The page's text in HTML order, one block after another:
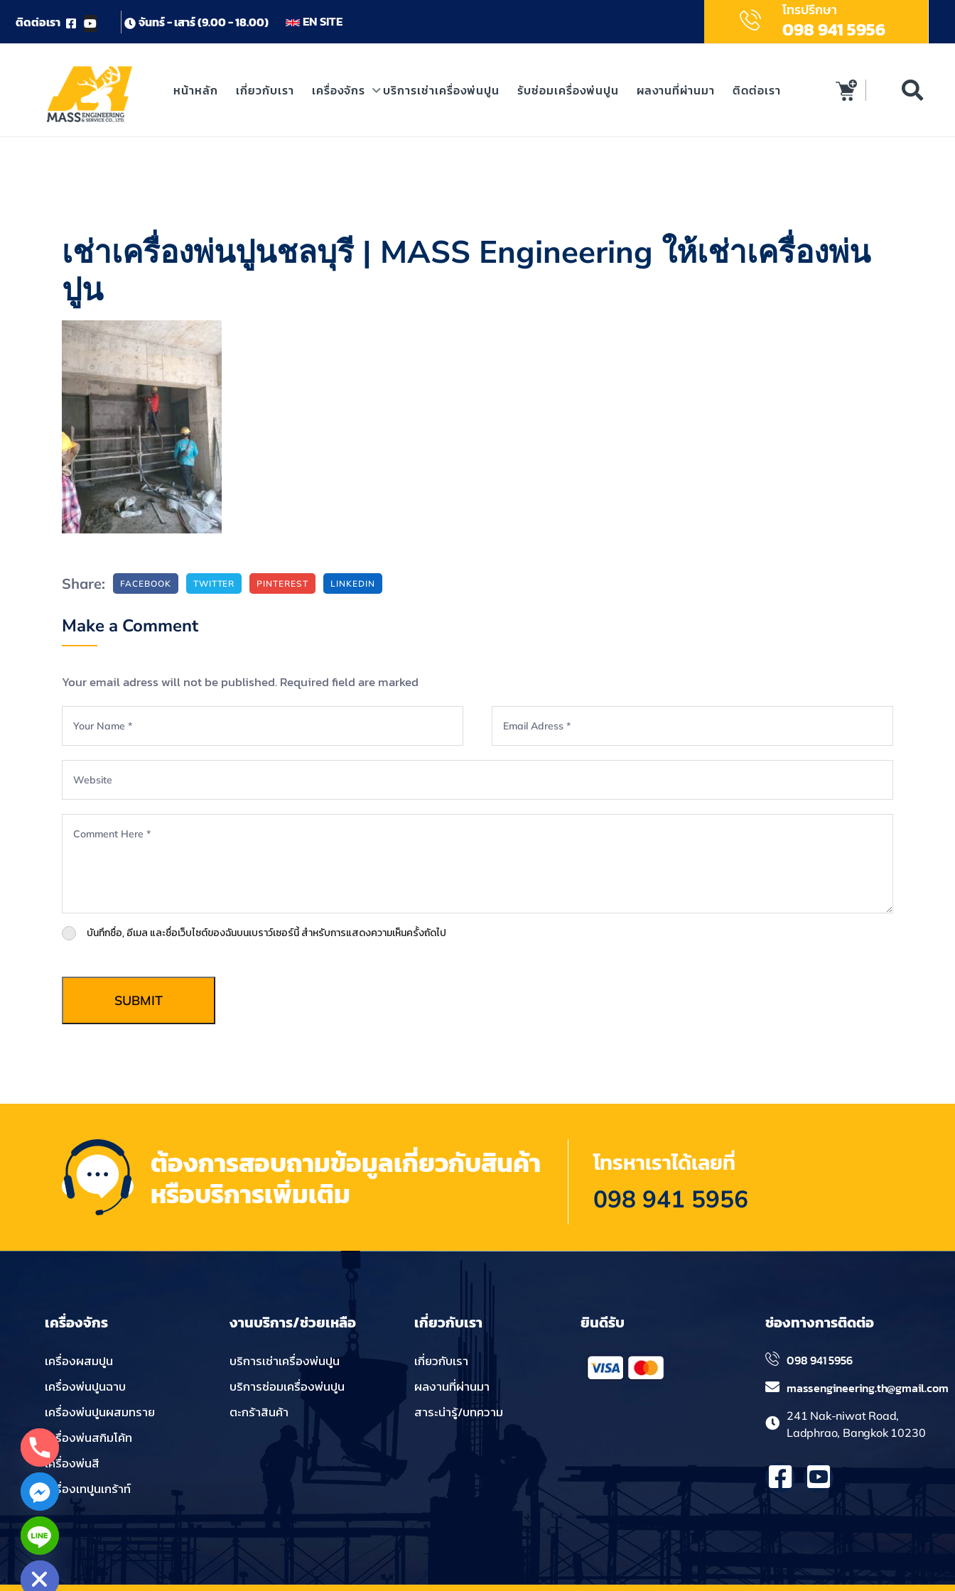
ตดตอเรา จนทร-เสาร(9.00-18.00) EN SITE
โทรปรึกษา
098 941 5956
หน้าหลัก เกี่ยวกับเรา เครื่องจักร บริการเช่าเครื่องพ่นปูน รับซ่อมเครื่องพ่นปูน ผลงานที่ผ่านมา ติดต่อเรา
เช่าเครื่องพ่นปูนชลบุรี | MASS Engineering ให้เช่าเครื่องพ่น
ปูน
Share: FACEBOOK TWITTER PINTEREST LINKEDIN
Make a Comment
Your email adress will not be published. Required field are marked
บันทึกชื่อ, อีเมล และชื่อเว็บไซต์ของฉันบนเบราว์เซอร์นี้ สำหรับการแสดงความเห็นครั้งถัดไป
SUBMIT
ต้องการสอบถามข้อมูลเกี่ยวกับสินค้า
หรือบริการเพิ่มเติม
โทรหาเราได้เลยที่
098 941 5956
เครื่องจักร
เครื่องผสมปูน
เครื่องพ่นปูนฉาบ
เครื่องพ่นปูนผสมทราย
เครื่องพ่นสกิมโค้ท
เครื่องพ่นสี
เครื่องเทปูนเกร้าท์
งานบริการ/ช่วยเหลือ
บริการเช่าเครื่องพ่นปูน
บริการซ่อมเครื่องพ่นปูน
ตะกร้าสินค้า
เกี่ยวกับเรา
เกี่ยวกับเรา
ผลงานที่ผ่านมา
สาระน่ารู้/บทความ
ยินดีรับ ช่องทางการติดต่อ
098 941 5956
massengineering.th@gmail.com
241 Nak-niwat Road,
Ladphrao, Bangkok 10230
Hide
chaty